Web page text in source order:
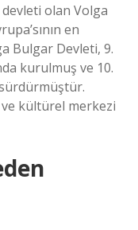
devleti olan Volga
en
Bulgar Devleti, 9.
kurulmuş ve 10.
sürdürmüştür.
ve kültürel merkezi